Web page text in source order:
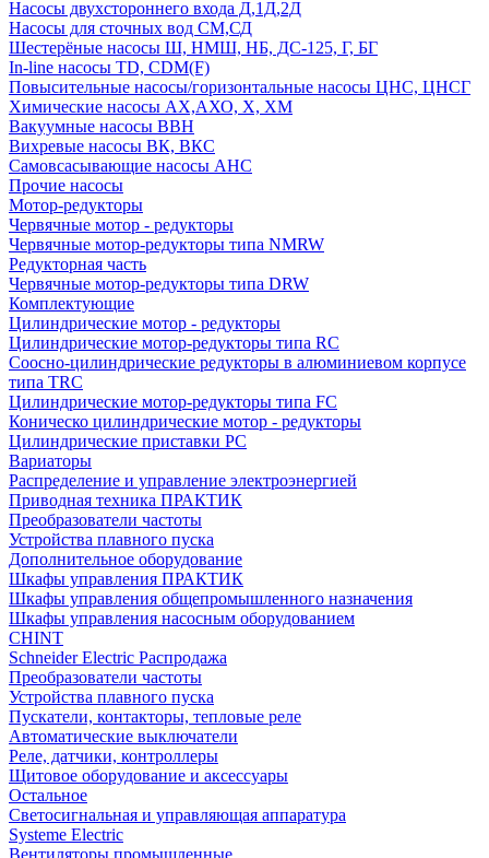
Насосы двухстороннего входа Д,1Д,2Д
Насосы для сточных вод СМ,СД
Шестерёные насосы Ш, НМШ, НБ, ДС-125, Г, БГ
In-line насосы TD, CDM(F)
Повысительные насосы/горизонтальные насосы ЦНС, ЦНСГ
Химические насосы АХ,АХО, Х, ХМ
Вакуумные насосы ВВН
Вихревые насосы ВК, ВКС
Самовсасывающие насосы АНС
Прочие насосы
Мотор-редукторы
Червячные мотор - редукторы
Червячные мотор-редукторы типа NMRW
Редукторная часть
Червячные мотор-редукторы типа DRW
Комплектующие
Цилиндрические мотор - редукторы
Цилиндрические мотор-редукторы типа RC
Соосно-цилиндрические редукторы в алюминиевом корпусе
типа TRC
Цилиндрические мотор-редукторы типа FC
Коническо цилиндрические мотор - редукторы
Цилиндрические приставки PC
Вариаторы
Распределение и управление электроэнергией
Приводная техника ПРАКТИК
Преобразователи частоты
Устройства плавного пуска
Дополнительное оборудование
Шкафы управления ПРАКТИК
Шкафы управления общепромышленного назначения
Шкафы управления насосным оборудованием
CHINT
Schneider Electric Распродажа
Преобразователи частоты
Устройства плавного пуска
Пускатели, контакторы, тепловые реле
Автоматические выключатели
Реле, датчики, контроллеры
Щитовое оборудование и аксессуары
Остальное
Светосигнальная и управляющая аппаратура
Systeme Electric
Вентиляторы промышленные